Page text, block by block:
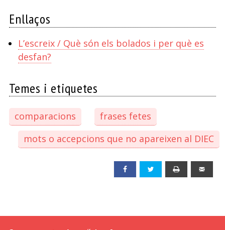
Enllaços
L’escreix / Què són els bolados i per què es
desfan?
Temes i etiquetes
comparacions
frases fetes
mots o accepcions que no apareixen al DIEC
Facebook Twitter